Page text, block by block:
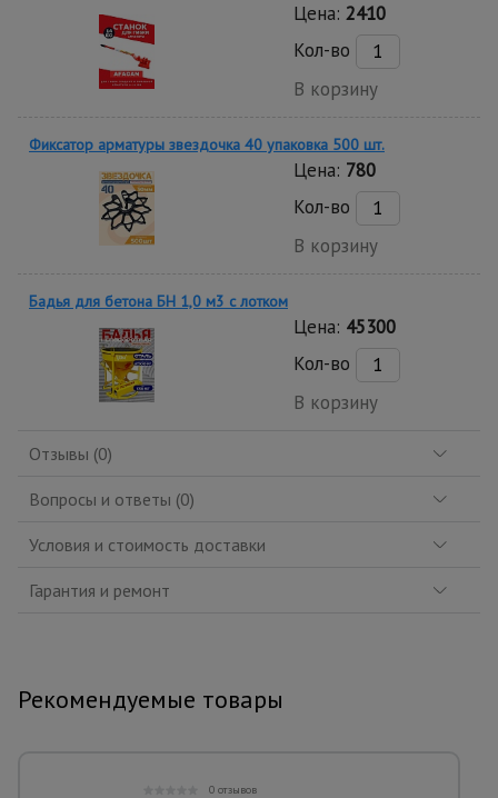
Цена: 2410
Кол-во
В корзину
Фиксатор арматуры звездочка 40 упаковка 500 шт.
Цена: 780
Кол-во
В корзину
Бадья для бетона БН 1,0 м3 c лотком
Цена: 45300
Кол-во
В корзину
Отзывы (0)
Вопросы и ответы (0)
Условия и стоимость доставки
Гарантия и ремонт
Рекомендуемые товары
0 отзывов